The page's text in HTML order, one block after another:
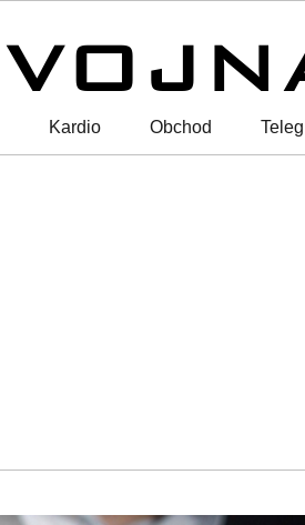
Kardio Obchod